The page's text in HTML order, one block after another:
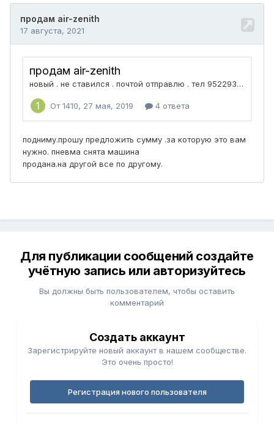
Для публикации сообщений создайте
учётную запись или авторизуйтесь
Вы должны быть пользователем, чтобы оставить
комментарий
Создать аккаунт
Зарегистрируйте новый аккаунт в нашем сообществе.
Это очень просто!
Регистрация нового пользователя